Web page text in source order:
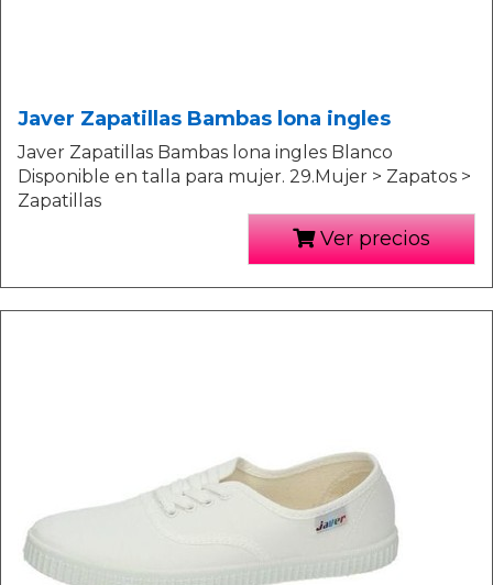
Javer Zapatillas Bambas lona ingles
Javer Zapatillas Bambas lona ingles Blanco
Disponible en talla para mujer. 29.Mujer > Zapatos >
Zapatillas
Ver precios